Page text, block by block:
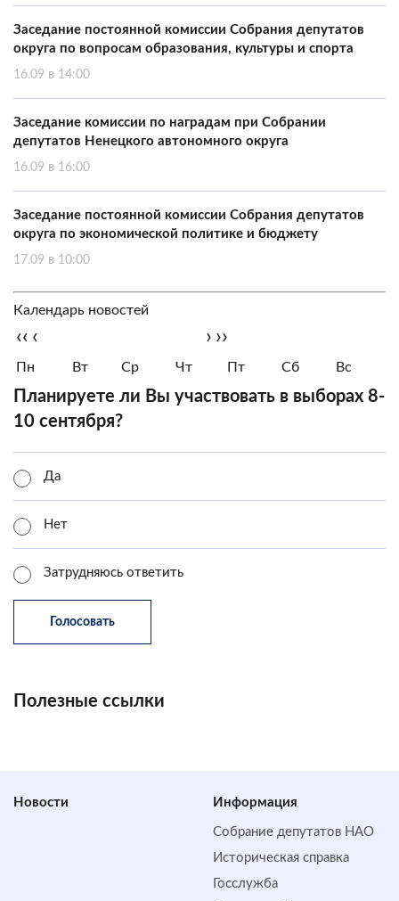
Заседание постоянной комиссии Собрания депутатов
округа по вопросам образования, культуры и спорта
16.09 в 14:00
Заседание комиссии по наградам при Собрании
депутатов Ненецкого автономного округа
16.09 в 16:00
Заседание постоянной комиссии Собрания депутатов
округа по экономической политике и бюджету
17.09 в 10:00
Календарь новостей
‹‹ ‹ › ››
Пн Вт Ср Чт Пт Сб Вс
Планируете ли Вы участвовать в выборах 8-
10 сентября?
Да
Нет
Затрудняюсь ответить
Полезные ссылки
Новости Информация
Собрание депутатов НАО
Историческая справка
Госслужба